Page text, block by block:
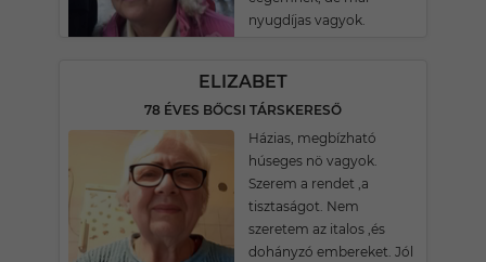
nyugdíjas vagyok.
ELIZABET
78 ÉVES BŐCSI TÁRSKERESŐ
Házias, megbízható
húseges nö vagyok.
Szerem a rendet ,a
tisztaságot. Nem
szeretem az italos ,és
dohányzó embereket. Jól